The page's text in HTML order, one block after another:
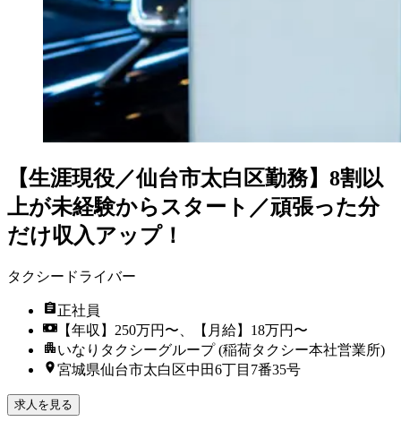
【生涯現役／仙台市太白区勤務】8割以
上が未経験からスタート／頑張った分
だけ収入アップ！
タクシードライバー
正社員
【年収】250万円〜、【月給】18万円〜
いなりタクシーグループ (稲荷タクシー本社営業所)
宮城県仙台市太白区中田6丁目7番35号
求人を見る